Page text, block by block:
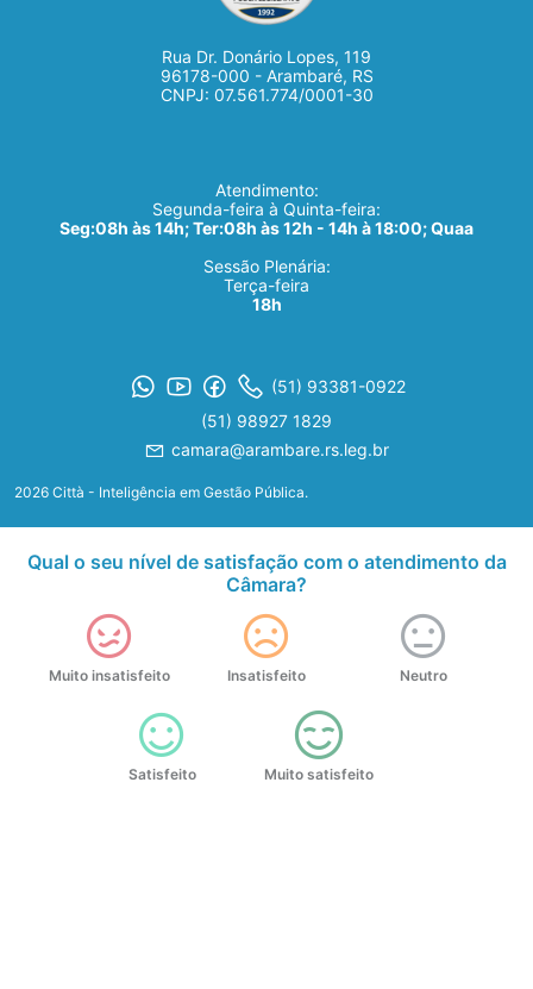
Rua Dr. Donário Lopes, 119
96178-000 - Arambaré, RS
CNPJ: 07.561.774/0001-30
Atendimento:
Segunda-feira à Quinta-feira:
Seg:08h às 14h; Ter:08h às 12h - 14h à 18:00; Quaa
Sessão Plenária:
Terça-feira
18h
(51) 93381-0922
(51) 98927 1829
camara@arambare.rs.leg.br
2026 Città - Inteligência em Gestão Pública.
Qual o seu nível de satisfação com o atendimento da
Câmara?
Muito insatisfeito Insatisfeito Neutro
Satisfeito Muito satisfeito